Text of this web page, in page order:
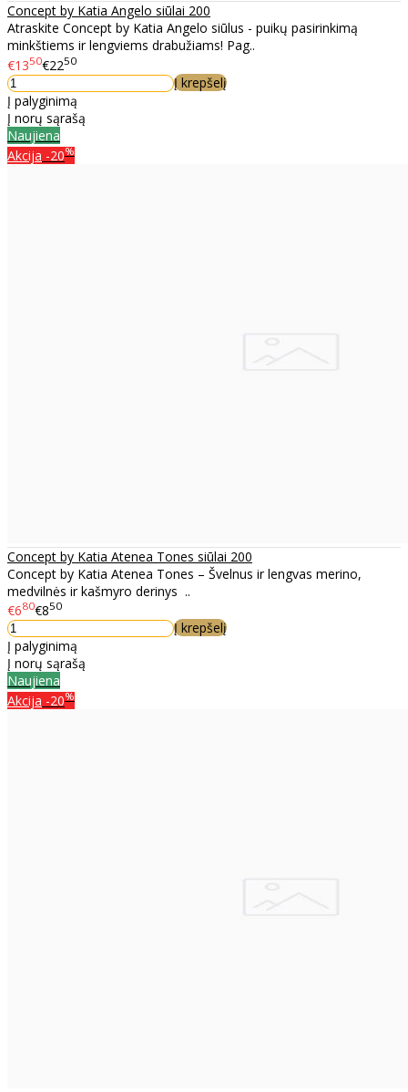
Concept by Katia Angelo siūlai 200
Atraskite Concept by Katia Angelo siūlus - puikų pasirinkimą
minkštiems ir lengviems drabužiams! Pag..
€1350€2250
Į krepšelį
Į palyginimą
Į norų sąrašą
Naujiena
Akcija -20%
Concept by Katia Atenea Tones siūlai 200
Concept by Katia Atenea Tones – Švelnus ir lengvas merino,
medvilnės ir kašmyro derinys ..
€680€850
Į krepšelį
Į palyginimą
Į norų sąrašą
Naujiena
Akcija -20%